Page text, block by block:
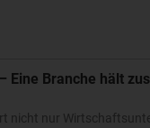
Eine Branche hält
nicht nur